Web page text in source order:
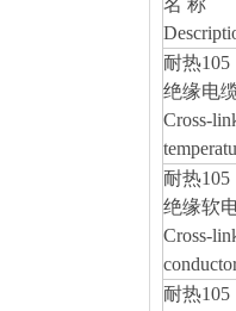
名 称
耐热105
绝缘电
Cross-
耐热105
绝缘软
Cross-
耐热105